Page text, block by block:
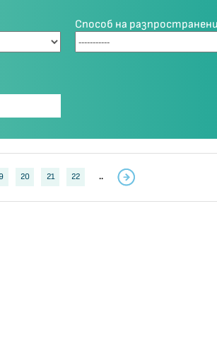
Способ на
20 21 22 ..